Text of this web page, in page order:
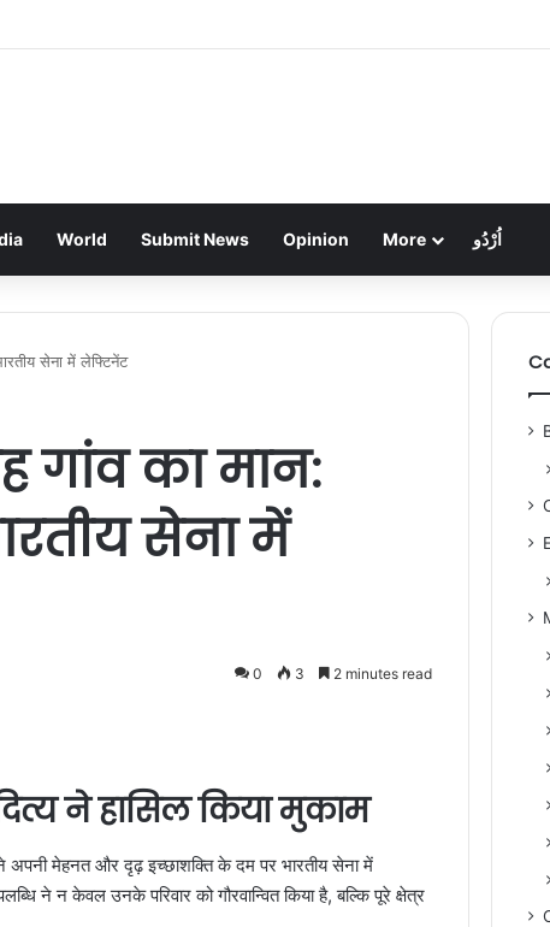
राज्य बास्केटबॉल खिताब: मुजफ्फरपुर को हराकर बालक टीम बनी चैंपियन, बालिकाओं ने भी
World Submit News Opinion More اُرْدُو
सेना में लेफ्टिनेंट
का मान:
सेना में
0 3 2 minutes read
ने हासिल किया मुकाम
मेहनत और दृढ़ इच्छाशक्ति के दम पर भारतीय सेना में
ने न केवल उनके परिवार को गौरवान्वित किया है, बल्कि पूरे क्षेत्र